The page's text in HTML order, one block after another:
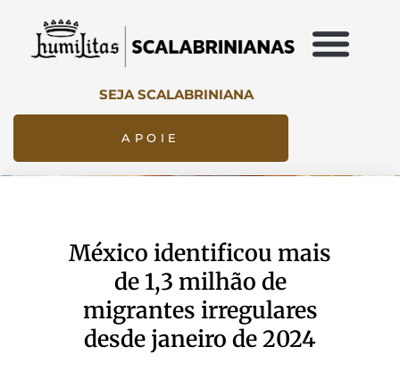
SEJA SCALABRINIANA
APOIE
México identificou mais
de 1,3 milhão de
migrantes irregulares
desde janeiro de 2024